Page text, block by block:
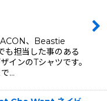
、Beastie
も担当した事のある
ンのTシャツです。
…